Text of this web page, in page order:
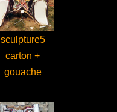
sculpture5
carton +
gouache